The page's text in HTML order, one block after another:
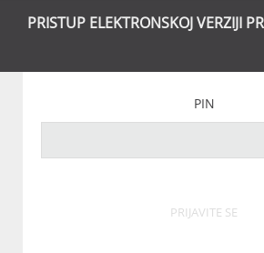
PRISTUP ELEKTRONSKOJ VERZIJI
PIN
PRIJAVITE SE